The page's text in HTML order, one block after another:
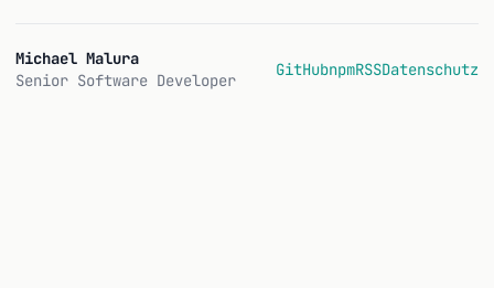
Michael Malura
Senior Software Developer
GitHubnpmRSSDatenschutz